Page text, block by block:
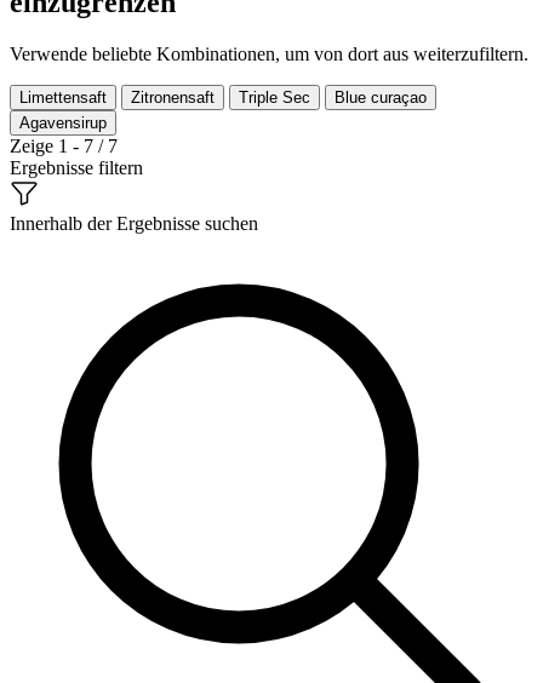
Verwende beliebte Kombinationen, um von dort aus weiterzufiltern.
Limettensaft Zitronensaft Triple Sec
Blue curaçao
Agavensirup
Zeige 1 - 7 / 7
Ergebnisse filtern
Innerhalb der Ergebnisse suchen